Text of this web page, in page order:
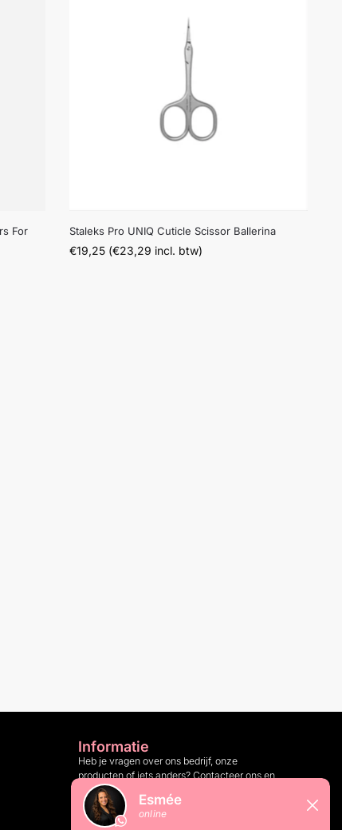
For
Staleks Pro UNIQ Cuticle Scissor Ballerina
€19,25 (€23,29 incl. btw)
Informatie
Heb je vragen over ons bedrijf, onze
producten of iets anders? Contacteer ons en
wij helpen je graag verder.
Klantenservice: 10:00 tot 16:00 op